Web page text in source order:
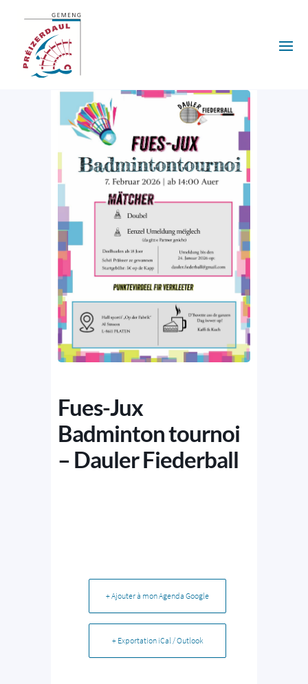
Fues-Jux
Badminton tournoi
– Dauler Fiederball
+ Ajouter à mon Agenda Google
+ Exportation iCal / Outlook